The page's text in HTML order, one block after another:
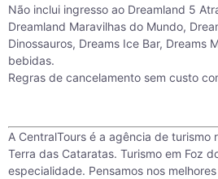
Não inclui ingresso ao Dreamland 5
Dreamland Maravilhas do Mundo,
Dinossauros, Dreams Ice Bar, Dreams
bebidas.
Regras de cancelamento sem custo
A CentralTours é a agência de turismo
Terra das Cataratas. Turismo em Foz
especialidade. Pensamos nos